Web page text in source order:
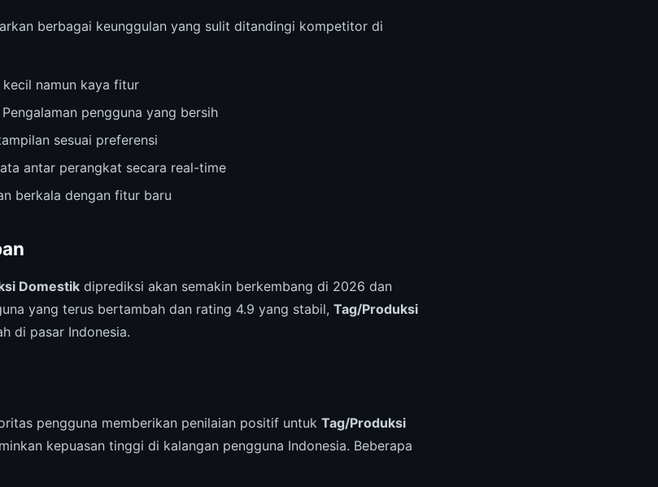
berbagai keunggulan yang sulit ditandingi kompetitor di
namun kaya fitur
pengguna yang bersih
sesuai preferensi
antar perangkat secara real-time
berkala dengan fitur baru
Domestik diprediksi akan semakin berkembang di 2026 dan
yang terus bertambah dan rating 4.9 yang stabil, Tag/Produksi
di pasar Indonesia.
pengguna memberikan penilaian positif untuk Tag/Produksi
kepuasan tinggi di kalangan pengguna Indonesia. Beberapa